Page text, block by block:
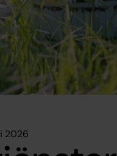
2026